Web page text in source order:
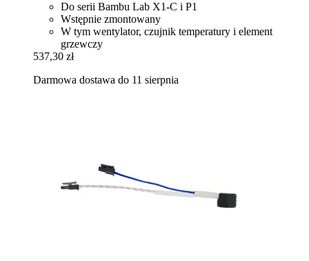
Do serii Bambu Lab X1-C i P1
Wstępnie zmontowany
W tym wentylator, czujnik temperatury i element
grzewczy
537,30 zł
Darmowa dostawa do 11 sierpnia